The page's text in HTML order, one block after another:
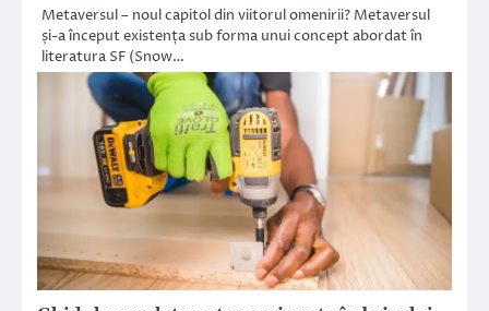
Metaversul – noul capitol din viitorul omenirii? Metaversul
și-a început existența sub forma unui concept abordat în
literatura SF (Snow…